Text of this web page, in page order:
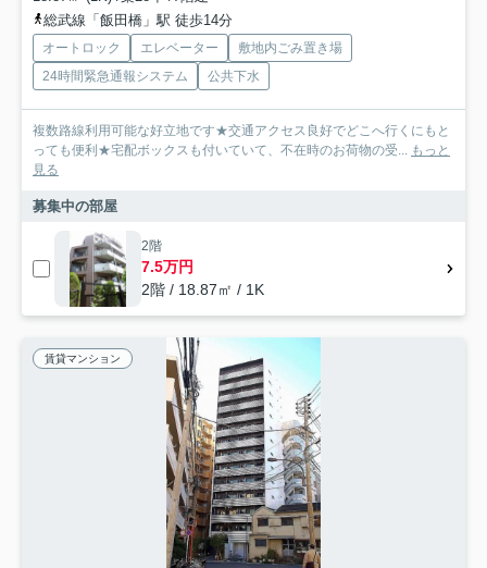
総武線「飯田橋」駅 徒歩14分
オートロック エレベーター
敷地内ごみ置き場
24時間緊急通報システム
公共下水
複数路線利用可能な好立地です★交通アクセス良好でどこへ行くにもと
っても便利★宅配ボックスも付いていて、不在時のお荷物の受... もっと
見る
募集中の部屋
2階
7.5万円
2階 / 18.87㎡ / 1K
賃貸マンション